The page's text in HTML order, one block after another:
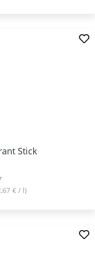
Stick
€ / l)